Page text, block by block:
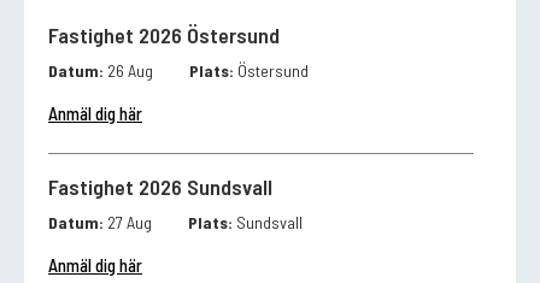
Fastighet 2026 Östersund
Datum: 26 Aug Plats: Östersund
Anmäl dig här
Fastighet 2026 Sundsvall
Datum: 27 Aug Plats: Sundsvall
Anmäl dig här